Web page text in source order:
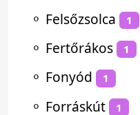
⚬ Felsőzsolca 1
⚬ Fertőrákos 1
⚬ Fonyód 1
⚬ Forráskút 1